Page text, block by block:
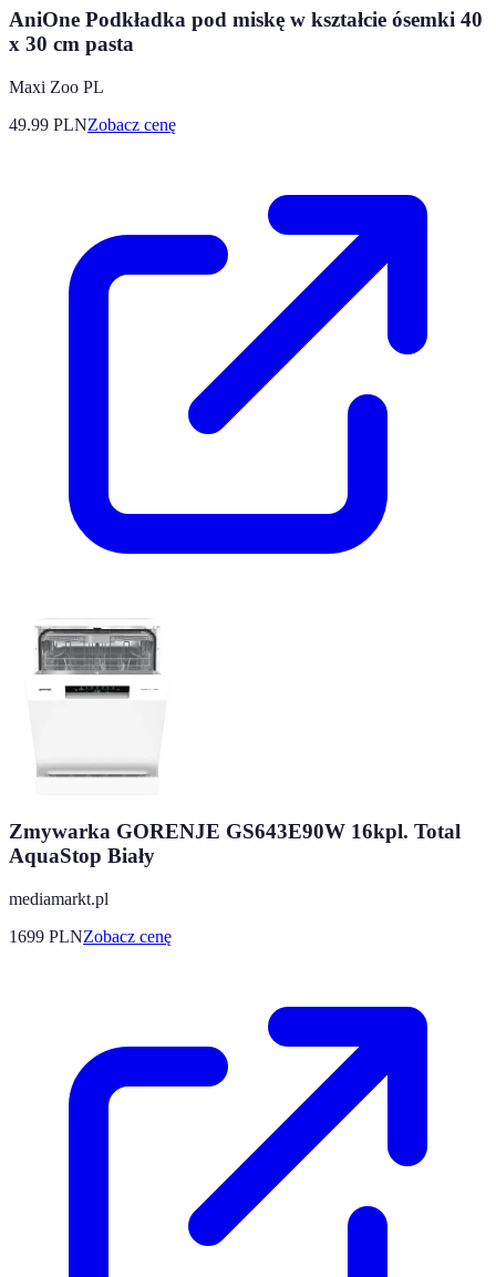
AniOne Podkładka pod miskę w kształcie ósemki 40
x 30 cm pasta
Maxi Zoo PL
49.99 PLNZobacz cenę
Zmywarka GORENJE GS643E90W 16kpl. Total
AquaStop Biały
mediamarkt.pl
1699 PLNZobacz cenę